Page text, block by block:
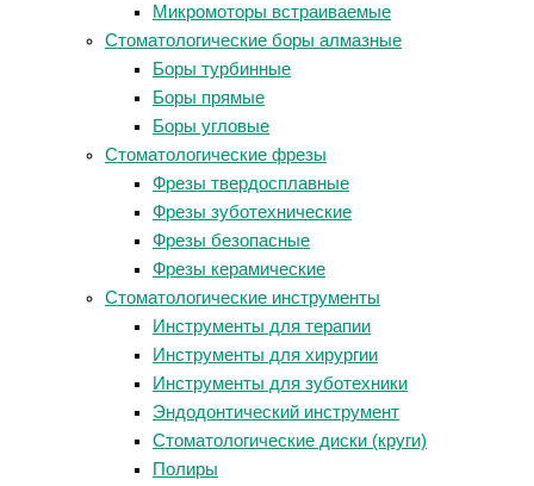
Микромоторы встраиваемые
Стоматологические боры алмазные
Боры турбинные
Боры прямые
Боры угловые
Стоматологические фрезы
Фрезы твердосплавные
Фрезы зуботехнические
Фрезы безопасные
Фрезы керамические
Стоматологические инструменты
Инструменты для терапии
Инструменты для хирургии
Инструменты для зуботехники
Эндодонтический инструмент
Стоматологические диски (круги)
Полиры